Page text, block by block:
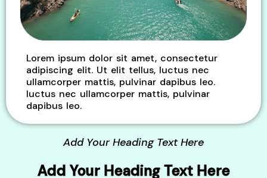
Lorem ipsum dolor sit amet, consectetur
adipiscing elit. Ut elit tellus, luctus nec
ullamcorper mattis, pulvinar dapibus leo.
luctus nec ullamcorper mattis, pulvinar
dapibus leo.
Add Your Heading Text Here
Add Your Heading Text Here